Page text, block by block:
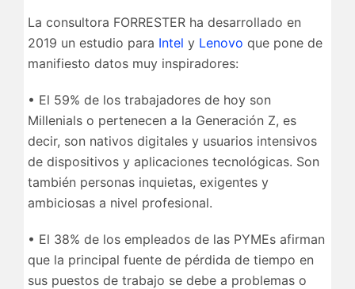
La consultora FORRESTER ha desarrollado en
2019 un estudio para Intel y Lenovo que pone de
manifiesto datos muy inspiradores:
• El 59% de los trabajadores de hoy son
Millenials o pertenecen a la Generación Z, es
decir, son nativos digitales y usuarios intensivos
de dispositivos y aplicaciones tecnológicas. Son
también personas inquietas, exigentes y
ambiciosas a nivel profesional.
• El 38% de los empleados de las PYMEs afirman
que la principal fuente de pérdida de tiempo en
sus puestos de trabajo se debe a problemas o